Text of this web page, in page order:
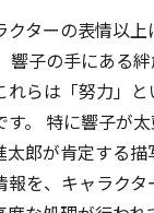
クターの表情以上
響子の手にある
れらは「努力」
す。 特に響子が
太郎が肯定する
報を、キャラク